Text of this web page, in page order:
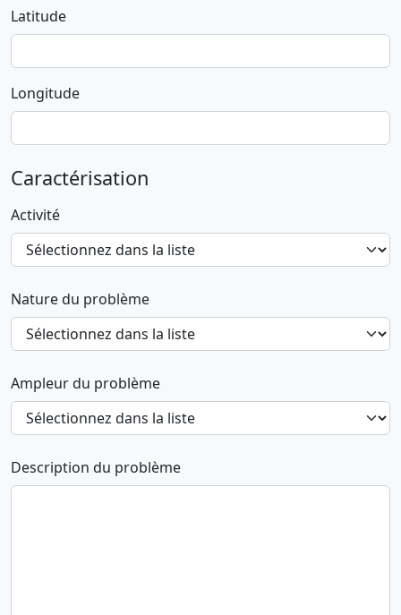
Latitude
Longitude
Caractérisation
Activité
Nature du problème
Ampleur du problème
Description du problème